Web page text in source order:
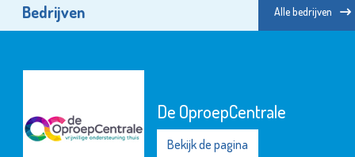
Bedrijven Alle bedrijven
De OproepCentrale
Bekijk de pagina